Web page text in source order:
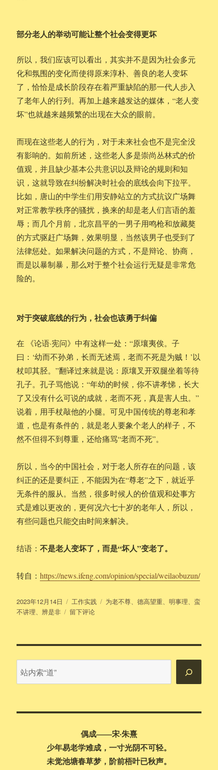
部分老人的举动可能让整个社会变得更坏
所以，我们应该可以看出，其实并不是因为社会多元
化和氛围的变化而使得原来淳朴、善良的老人变坏
了，恰恰是成长阶段存在着严重缺陷的那一代人步入
了老年人的行列。再加上越来越发达的媒体，“老人变
坏”也就越来越频繁的出现在大众的眼前。
而现在这些老人的行为，对于未来社会也不是完全没
有影响的。如前所述，这些老人多是崇尚丛林式的价
值观，并且缺少基本公共意识以及辩论的规则和知
识，这就导致在纠纷解决时社会的底线会向下拉平。
比如，唐山的中学生们用安静站立的方式抗议广场舞
对正常教学秩序的骚扰，换来的却是老人们言语的羞
辱；而几个月前，北京昌平的一男子用鸣枪和放藏獒
的方式驱赶广场舞，效果明显，当然该男子也受到了
法律惩处。如果解决问题的方式，不是辩论、协商，
而是以暴制暴，那么对于整个社会运行无疑是非常危
险的。
对于突破底线的行为，社会也该勇于纠偏
在 《论语·宪问》中有这样一处：“原壤夷俟。子
曰：‘幼而不孙弟，长而无述焉，老而不死是为贼！’以
杖叩其胫。”翻译过来就是说：原壤叉开双腿坐着等待
孔子。孔子骂他说：“年幼的时候，你不讲孝悌，长大
了又没有什么可说的成就，老而不死，真是害人虫。”
说着，用手杖敲他的小腿。可见中国传统的尊老和孝
道，也是有条件的，就是老人要象个老人的样子，不
然不但得不到尊重，还给痛骂“老而不死”。
所以，当今的中国社会，对于老人所存在的问题，该
纠正的还是要纠正，不能因为在“尊老”之下，就近乎
无条件的服从。当然，很多时候人的价值观和处事方
式是难以更改的，更何况六七十岁的老年人，所以，
有些问题也只能交由时间来解决。
结语：不是老人变坏了，而是“坏人”变老了。
转自：https://news.ifeng.com/opinion/special/weilaobuzun/
发
布
2023年12月14日
分
类
工作实践
标
为老不尊、德高望重、明事理、蛮
不讲理、辨是非
于
老
人
所
为
感
到
担
留下评论
内
偶成——宋·朱熹
少年易老学难成，一寸光阴不可轻。
未觉池塘春草梦，阶前梧叶已秋声。